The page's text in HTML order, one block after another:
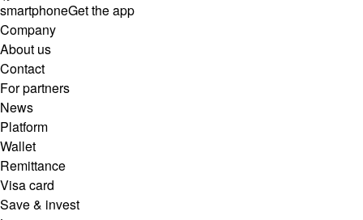
smartphoneGet the app
Company
About us
Contact
For partners
News
Platform
Wallet
Remittance
Visa card
Save & invest